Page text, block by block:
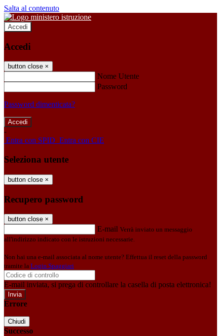
Salta al contenuto
Accedi
Accedi
button close ×
Nome Utente
Password
Password dimenticata?
-
Entra con SPID Entra con CIE
Seleziona utente
button close ×
Recupero password
button close ×
E-mail Verrà inviato un messaggio
all'indirizzo indicato con le istruzioni necessarie.
Non hai una e-mail associata al nome utente? Effettua il reset della password
tramite la Login Spaggiari
E-mail inviata, si prega di controllare la casella di posta elettronica!
Errore
Chiudi
Successo